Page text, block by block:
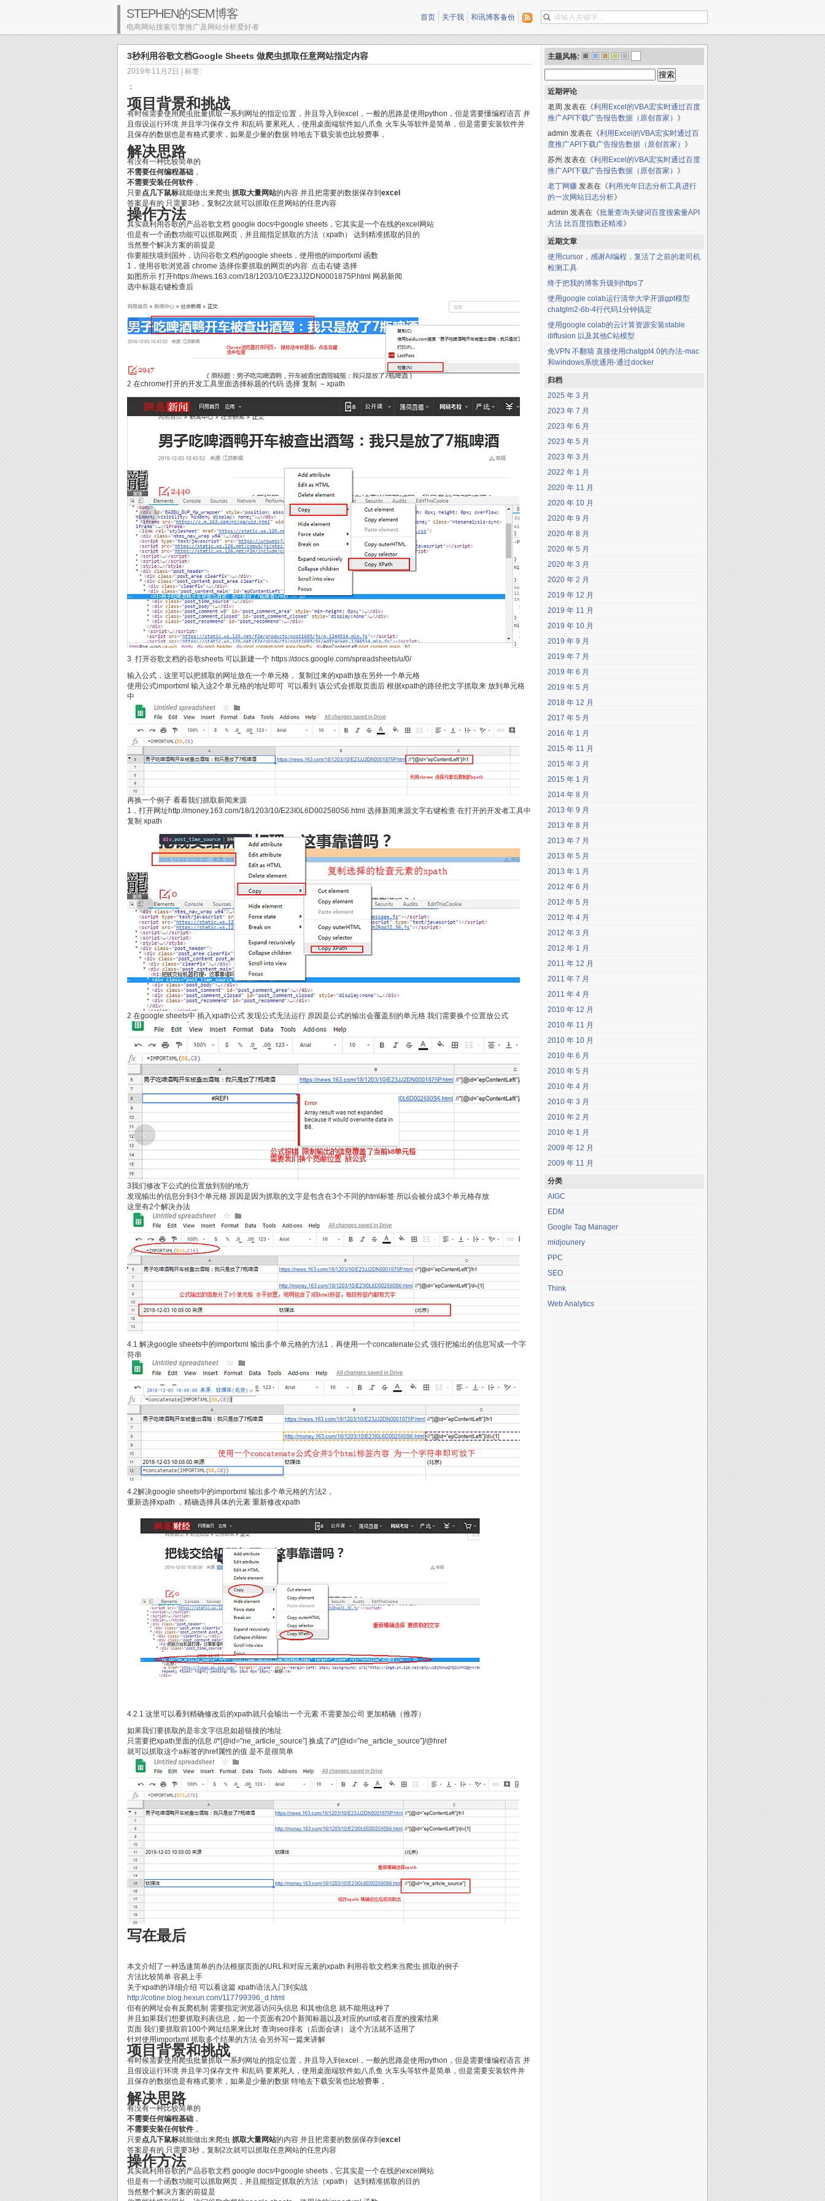
STEPHEN的SEM博客
电商网站搜索引擎推广及网站分析爱好者
首页 关于我 和讯博客备份
3秒利用谷歌文档Google Sheets 做爬虫抓取任意网站指定内容
2019年11月2日
| 标签:
：
项目背景和挑战
有时候需要使用爬虫批量抓取一系列网址的指定位置，并且导入到excel，一般的思路是使用python，但是需要懂编程语言 并
且假设运行环境 并且学习保存文件 和乱码 要累死人，使用桌面端软件如八爪鱼 火车头等软件是简单，但是需要安装软件并
且保存的数据也是有格式要求，如果是少量的数据 特地去下载安装也比较费事，
解决思路
有没有一种比较简单的
不需要任何编程基础 ，
不需要安装任何软件 ，
只要点几下鼠标就能做出来爬虫 抓取大量网站的内容 并且把需要的数据保存到 excel
答案是有的 只需要3秒，复制2次就可以抓取任意网站的任意内容
操作方法
其实就利用谷歌的产品谷歌文档 google docs中google sheets，它其实是一个在线的excel网站
但是有一个函数功能可以抓取网页，并且能指定抓取的方法（xpath） 达到精准抓取的目的
当然整个解决方案的前提是
你要能扶墙到国外，访问谷歌文档的google sheets，使用他的importxml 函数
1，使用谷歌浏览器 chrome 选择你要抓取的网页的内容 点击右键 选择
如图所示 打开https://news.163.com/18/1203/10/E23JJ2DN0001875P.html 网易新闻
选中标题右键检查后
2 在chrome打开的开发工具里面选择标题的代码 选择 复制 – xpath
3 打开谷歌文档的谷歌sheets 可以新建一个 https://docs.google.com/spreadsheets/u/0/
输入公式，这里可以把抓取的网址放在一个单元格， 复制过来的xpath放在另外一个单元格
使用公式importxml 输入这2个单元格的地址即可 可以看到 该公式会抓取页面后 根据xpath的路径把文字抓取来 放到单元格
中
再换一个例子 看看我们抓取新闻来源
1，打开网址http://money.163.com/18/1203/10/E23I0L6D002580S6.html 选择新闻来源文字右键检查 在打开的开发者工具中
复制 xpath
2 在google sheets中 插入xpath公式 发现公式无法运行 原因是公式的输出会覆盖别的单元格 我们需要换个位置放公式
3我们修改下公式的位置放到别的地方
发现输出的信息分到3个单元格 原因是因为抓取的文字是包含在3个不同的html标签 所以会被分成3个单元格存放
这里有2个解决办法
4.1 解决google sheets中的importxml 输出多个单元格的方法1，再使用一个concatenate公式 强行把输出的信息写成一个字
符串
4.2解决google sheets中的importxml 输出多个单元格的方法2，
重新选择xpath ，精确选择具体的元素 重新修改xpath
4.2.1 这里可以看到精确修改后的xpath就只会输出一个元素 不需要加公司 更加精确（推荐）
如果我们要抓取的是非文字信息如超链接的地址
只需要把xpath里面的信息 //*[@id=”ne_article_source”] 换成了//*[@id=”ne_article_source”]/@href
就可以抓取这个a标签的href属性的值 是不是很简单
写在最后
本文介绍了一种迅速简单的办法根据页面的URL和对应元素的xpath 利用谷歌文档来当爬虫 抓取的例子
方法比较简单 容易上手
关于xpath的详细介绍 可以看这篇 xpath语法入门到实战
http://cotine.blog.hexun.com/117799396_d.html
但有的网址会有反爬机制 需要指定浏览器访问头信息 和其他信息 就不能用这种了
并且如果我们想要抓取列表信息，如一个页面有20个新闻标题以及对应的url或者百度的搜索结果
页面 我们要抓取前100个网址结果来比对 查询seo排名（后面会讲） 这个方法就不适用了
针对使用importxml 抓取多个结果的方法 会另外写一篇来讲解
项目背景和挑战
有时候需要使用爬虫批量抓取一系列网址的指定位置，并且导入到excel，一般的思路是使用python，但是需要懂编程语言 并
且假设运行环境 并且学习保存文件 和乱码 要累死人，使用桌面端软件如八爪鱼 火车头等软件是简单，但是需要安装软件并
且保存的数据也是有格式要求，如果是少量的数据 特地去下载安装也比较费事，
解决思路
有没有一种比较简单的
不需要任何编程基础 ，
不需要安装任何软件 ，
只要点几下鼠标就能做出来爬虫 抓取大量网站的内容 并且把需要的数据保存到 excel
答案是有的 只需要3秒，复制2次就可以抓取任意网站的任意内容
操作方法
其实就利用谷歌的产品谷歌文档 google docs中google sheets，它其实是一个在线的excel网站
但是有一个函数功能可以抓取网页，并且能指定抓取的方法（xpath） 达到精准抓取的目的
当然整个解决方案的前提是
主题风格:
索：
近期评论
老周 发表在《利用Excel的VBA宏实时通过百度
推广API下载广告报告数据（原创首家） 》
admin 发表在《利用Excel的VBA宏实时通过百
度推广API下载广告报告数据（原创首家） 》
苏州 发表在《利用Excel的VBA宏实时通过百度
推广API下载广告报告数据（原创首家） 》
老丁网赚 发表在《利用光年日志分析工具进行
的一次网站日志分析》
admin 发表在《批量查询关键词百度搜索量API
方法 比百度指数还精准》
近期文章
使用cursor，感谢AI编程，复活了之前的老司机
检测工具
终于把我的博客升级到https了
使用google colab运行清华大学开源gpt模型
chatglm2-6b-4行代码1分钟搞定
使用google colab的云计算资源安装stable
diffusion 以及其他C站模型
免VPN 不翻墙 直接使用chatgpt4.0的办法-mac
和windows系统通用-通过docker
归档
2025 年 3 月
2023 年 7 月
2023 年 6 月
2023 年 5 月
2023 年 3 月
2022 年 1 月
2020 年 11 月
2020 年 10 月
2020 年 9 月
2020 年 8 月
2020 年 5 月
2020 年 3 月
2020 年 2 月
2019 年 12 月
2019 年 11 月
2019 年 10 月
2019 年 9 月
2019 年 7 月
2019 年 6 月
2019 年 5 月
2018 年 12 月
2017 年 5 月
2016 年 1 月
2015 年 11 月
2015 年 3 月
2015 年 1 月
2014 年 8 月
2013 年 9 月
2013 年 8 月
2013 年 7 月
2013 年 5 月
2013 年 1 月
2012 年 6 月
2012 年 5 月
2012 年 4 月
2012 年 3 月
2012 年 1 月
2011 年 12 月
2011 年 7 月
2011 年 4 月
2010 年 12 月
2010 年 11 月
2010 年 10 月
2010 年 6 月
2010 年 5 月
2010 年 4 月
2010 年 3 月
2010 年 2 月
2010 年 1 月
2009 年 12 月
2009 年 11 月
分类
AIGC
EDM
Google Tag Manager
midjounery
PPC
SEO
Think
Web Analytics